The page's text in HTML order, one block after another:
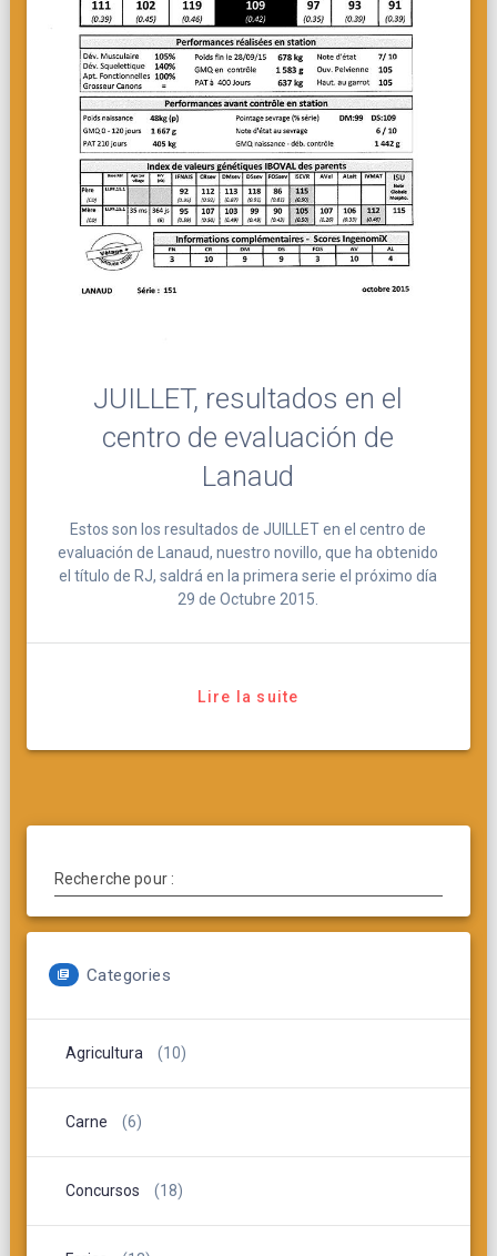
JUILLET, resultados en el
centro de evaluación de
Lanaud
Estos son los resultados de JUILLET en el centro de
evaluación de Lanaud, nuestro novillo, que ha obtenido
el título de RJ, saldrá en la primera serie el próximo día
29 de Octubre 2015.
Lire la suite
Recherche pour :
Categories
Agricultura (10)
Carne (6)
Concursos (18)